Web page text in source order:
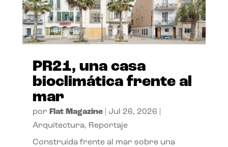
PR21, una casa
bioclimática frente al
mar
por Flat Magazine| Jul 26, 2026
Arquitectura, Reportaje
Construida frente al mar sobre una